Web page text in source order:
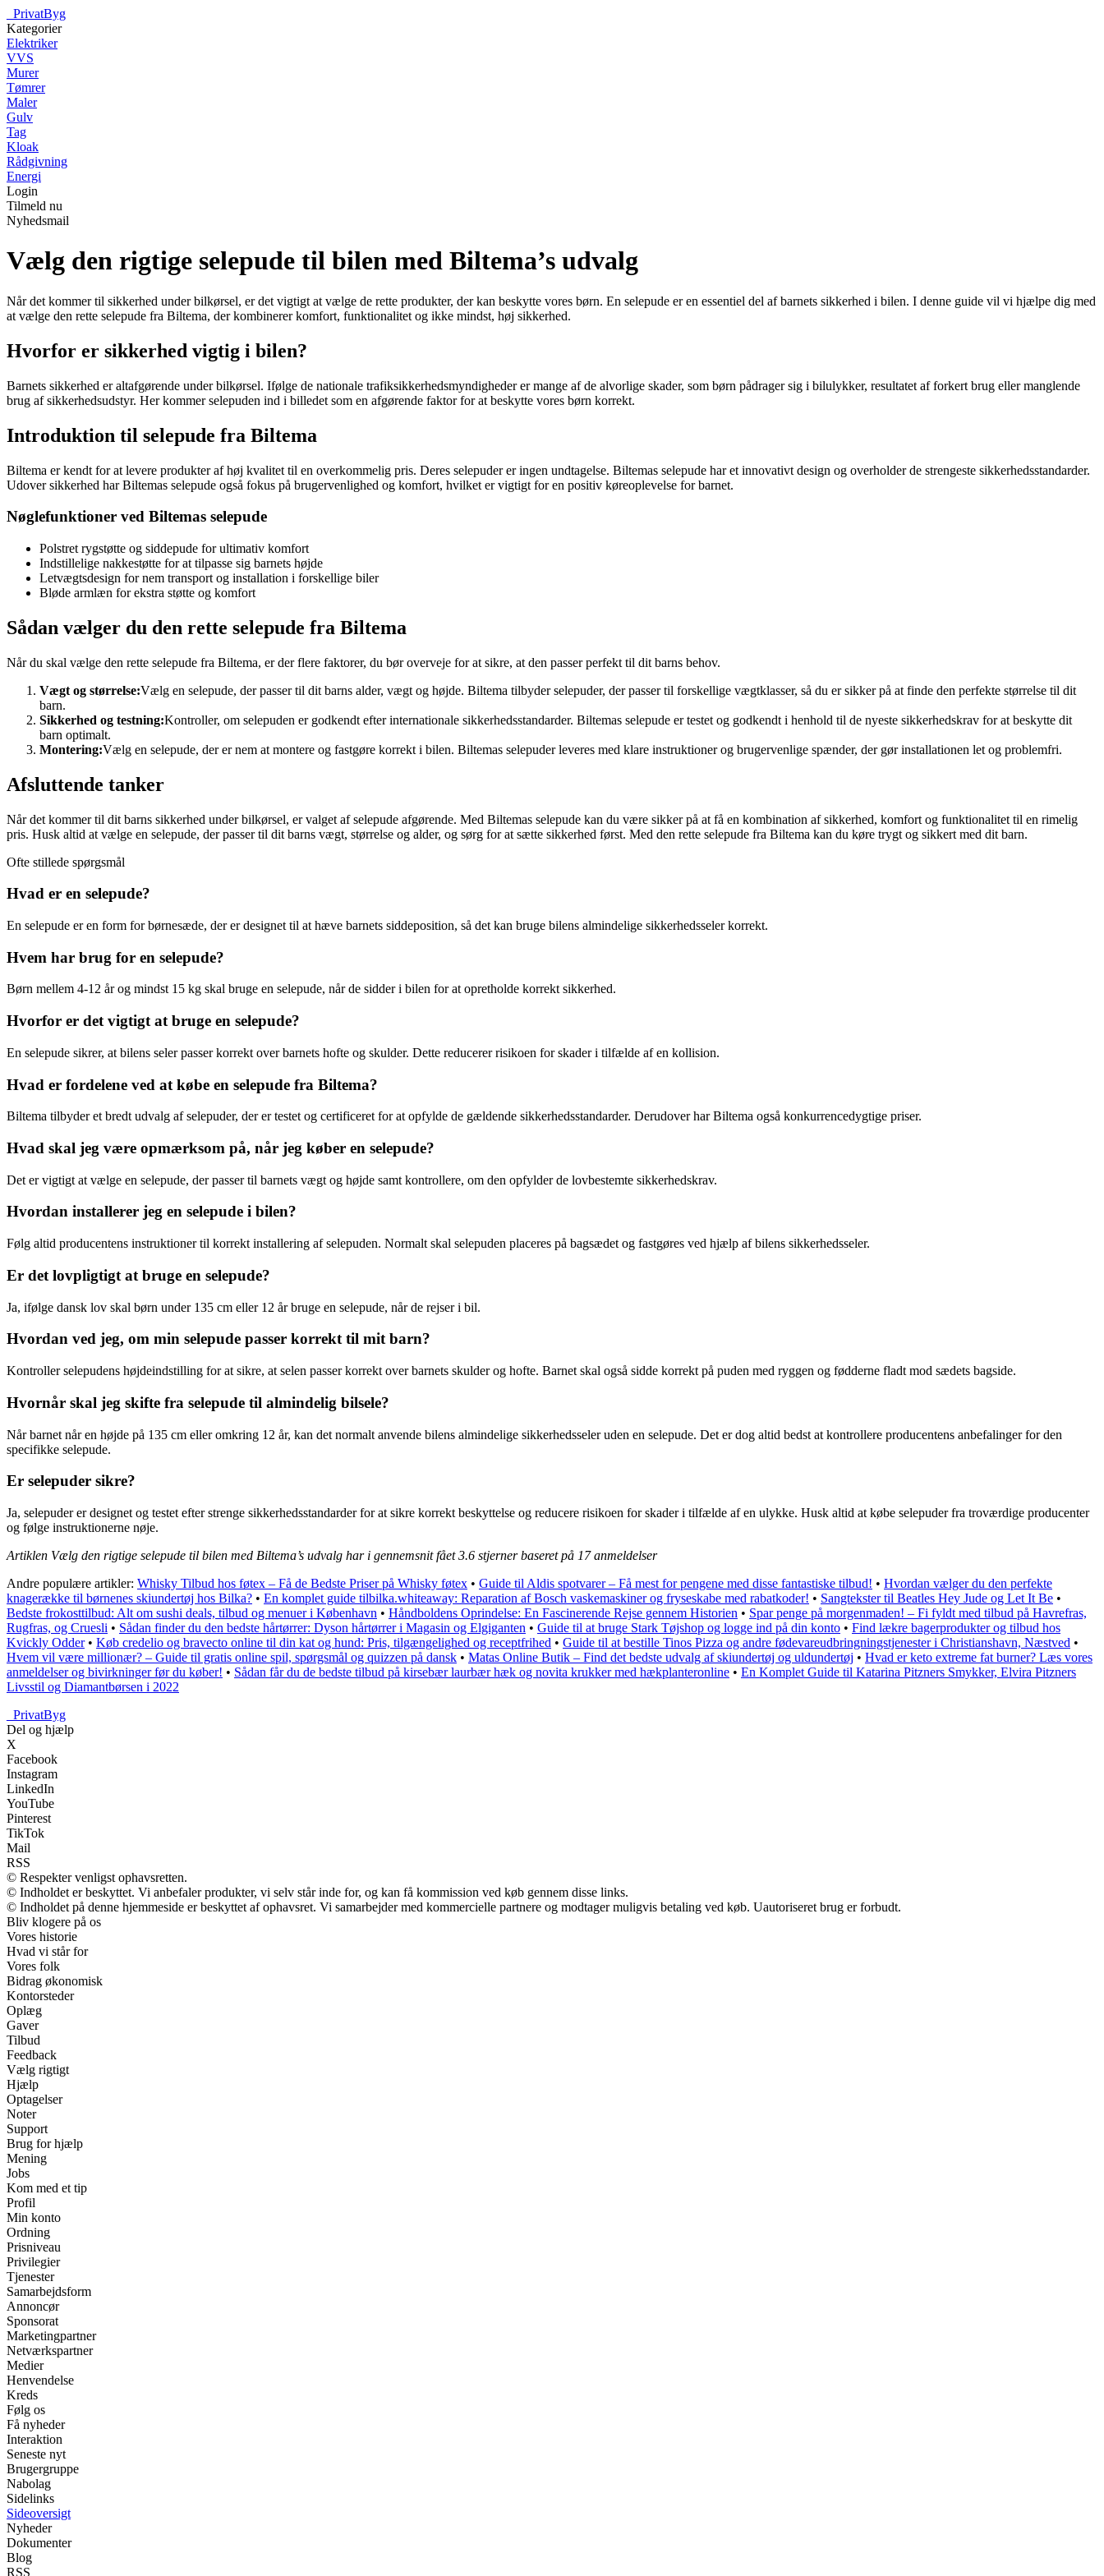
PrivatByg
Kategorier
Elektriker
VVS
Murer
Tømrer
Maler
Gulv
Tag
Kloak
Rådgivning
Energi
Login
Tilmeld nu
Nyhedsmail
Vælg den rigtige selepude til bilen med Biltema’s udvalg
Når det kommer til sikkerhed under bilkørsel, er det vigtigt at vælge de rette produkter, der kan beskytte vores børn. En selepude er en essentiel del af barnets sikkerhed i bilen. I denne guide vil vi hjælpe dig med
at vælge den rette selepude fra Biltema, der kombinerer komfort, funktionalitet og ikke mindst, høj sikkerhed.
Hvorfor er sikkerhed vigtig i bilen?
Barnets sikkerhed er altafgørende under bilkørsel. Ifølge de nationale trafiksikkerhedsmyndigheder er mange af de alvorlige skader, som børn pådrager sig i bilulykker, resultatet af forkert brug eller manglende
brug af sikkerhedsudstyr. Her kommer selepuden ind i billedet som en afgørende faktor for at beskytte vores børn korrekt.
Introduktion til selepude fra Biltema
Biltema er kendt for at levere produkter af høj kvalitet til en overkommelig pris. Deres selepuder er ingen undtagelse. Biltemas selepude har et innovativt design og overholder de strengeste sikkerhedsstandarder.
Udover sikkerhed har Biltemas selepude også fokus på brugervenlighed og komfort, hvilket er vigtigt for en positiv køreoplevelse for barnet.
Nøglefunktioner ved Biltemas selepude
Polstret rygstøtte og siddepude for ultimativ komfort
Indstillelige nakkestøtte for at tilpasse sig barnets højde
Letvægtsdesign for nem transport og installation i forskellige biler
Bløde armlæn for ekstra støtte og komfort
Sådan vælger du den rette selepude fra Biltema
Når du skal vælge den rette selepude fra Biltema, er der flere faktorer, du bør overveje for at sikre, at den passer perfekt til dit barns behov.
Vægt og størrelse:Vælg en selepude, der passer til dit barns alder, vægt og højde. Biltema tilbyder selepuder, der passer til forskellige vægtklasser, så du er sikker på at finde den perfekte størrelse til dit
barn.
Sikkerhed og testning:Kontroller, om selepuden er godkendt efter internationale sikkerhedsstandarder. Biltemas selepude er testet og godkendt i henhold til de nyeste sikkerhedskrav for at beskytte dit
barn optimalt.
Montering:Vælg en selepude, der er nem at montere og fastgøre korrekt i bilen. Biltemas selepuder leveres med klare instruktioner og brugervenlige spænder, der gør installationen let og problemfri.
Afsluttende tanker
Når det kommer til dit barns sikkerhed under bilkørsel, er valget af selepude afgørende. Med Biltemas selepude kan du være sikker på at få en kombination af sikkerhed, komfort og funktionalitet til en rimelig
pris. Husk altid at vælge en selepude, der passer til dit barns vægt, størrelse og alder, og sørg for at sætte sikkerhed først. Med den rette selepude fra Biltema kan du køre trygt og sikkert med dit barn.
Ofte stillede spørgsmål
Hvad er en selepude?
En selepude er en form for børnesæde, der er designet til at hæve barnets siddeposition, så det kan bruge bilens almindelige sikkerhedsseler korrekt.
Hvem har brug for en selepude?
Børn mellem 4-12 år og mindst 15 kg skal bruge en selepude, når de sidder i bilen for at opretholde korrekt sikkerhed.
Hvorfor er det vigtigt at bruge en selepude?
En selepude sikrer, at bilens seler passer korrekt over barnets hofte og skulder. Dette reducerer risikoen for skader i tilfælde af en kollision.
Hvad er fordelene ved at købe en selepude fra Biltema?
Biltema tilbyder et bredt udvalg af selepuder, der er testet og certificeret for at opfylde de gældende sikkerhedsstandarder. Derudover har Biltema også konkurrencedygtige priser.
Hvad skal jeg være opmærksom på, når jeg køber en selepude?
Det er vigtigt at vælge en selepude, der passer til barnets vægt og højde samt kontrollere, om den opfylder de lovbestemte sikkerhedskrav.
Hvordan installerer jeg en selepude i bilen?
Følg altid producentens instruktioner til korrekt installering af selepuden. Normalt skal selepuden placeres på bagsædet og fastgøres ved hjælp af bilens sikkerhedsseler.
Er det lovpligtigt at bruge en selepude?
Ja, ifølge dansk lov skal børn under 135 cm eller 12 år bruge en selepude, når de rejser i bil.
Hvordan ved jeg, om min selepude passer korrekt til mit barn?
Kontroller selepudens højdeindstilling for at sikre, at selen passer korrekt over barnets skulder og hofte. Barnet skal også sidde korrekt på puden med ryggen og fødderne fladt mod sædets bagside.
Hvornår skal jeg skifte fra selepude til almindelig bilsele?
Når barnet når en højde på 135 cm eller omkring 12 år, kan det normalt anvende bilens almindelige sikkerhedsseler uden en selepude. Det er dog altid bedst at kontrollere producentens anbefalinger for den
specifikke selepude.
Er selepuder sikre?
Ja, selepuder er designet og testet efter strenge sikkerhedsstandarder for at sikre korrekt beskyttelse og reducere risikoen for skader i tilfælde af en ulykke. Husk altid at købe selepuder fra troværdige producenter
og følge instruktionerne nøje.
Artiklen Vælg den rigtige selepude til bilen med Biltema’s udvalg har i gennemsnit fået3.6 stjerner baseret på 17anmeldelser
Andre populære artikler: Whisky Tilbud hos føtex – Få de Bedste Priser på Whisky føtex • Guide til Aldis spotvarer – Få mest for pengene med disse fantastiske tilbud! • Hvordan vælger du den perfekte
knagerække til børnenes skiundertøj hos Bilka? • En komplet guide tilbilka.whiteaway: Reparation af Bosch vaskemaskiner og fryseskabe med rabatkoder! • Sangtekster til Beatles Hey Jude og Let It Be •
Bedste frokosttilbud: Alt om sushi deals, tilbud og menuer i København • Håndboldens Oprindelse: En Fascinerende Rejse gennem Historien • Spar penge på morgenmaden! – Fi fyldt med tilbud på Havrefras,
Rugfras, og Cruesli • Sådan finder du den bedste hårtørrer: Dyson hårtørrer i Magasin og Elgiganten • Guide til at bruge Stark Tøjshop og logge ind på din konto • Find lækre bagerprodukter og tilbud hos
Kvickly Odder• Køb credelio og bravecto online til din kat og hund: Pris, tilgængelighed og receptfrihed • Guide til at bestille Tinos Pizza og andre fødevareudbringningstjenester i Christianshavn, Næstved •
Hvem vil være millionær? – Guide til gratis online spil, spørgsmål og quizzen på dansk • Matas Online Butik – Find det bedste udvalg af skiundertøj og uldundertøj • Hvad er keto extreme fat burner? Læs vores
anmeldelser og bivirkninger før du køber! • Sådan får du de bedste tilbud på kirsebær laurbær hæk og novita krukker med hækplanteronline • En Komplet Guide til Katarina Pitzners Smykker, Elvira Pitzners
Livsstil og Diamantbørsen i 2022
PrivatByg
Del og hjælp
X
Facebook
Instagram
LinkedIn
YouTube
Pinterest
TikTok
Mail
RSS
© Respekter venligst ophavsretten.
© Indholdet er beskyttet. Vi anbefaler produkter, vi selv står inde for, og kan få kommission ved køb gennem disse links.
© Indholdet på denne hjemmeside er beskyttet af ophavsret. Vi samarbejder med kommercielle partnere og modtager muligvis betaling ved køb. Uautoriseret brug er forbudt.
Bliv klogere på os
Vores historie
Hvad vi står for
Vores folk
Bidrag økonomisk
Kontorsteder
Oplæg
Gaver
Tilbud
Feedback
Vælg rigtigt
Hjælp
Optagelser
Noter
Support
Brug for hjælp
Mening
Jobs
Kom med et tip
Profil
Min konto
Ordning
Prisniveau
Privilegier
Tjenester
Samarbejdsform
Annoncør
Sponsorat
Marketingpartner
Netværkspartner
Medier
Henvendelse
Kreds
Følg os
Få nyheder
Interaktion
Seneste nyt
Brugergruppe
Nabolag
Sidelinks
Sideoversigt
Nyheder
Dokumenter
Blog
RSS